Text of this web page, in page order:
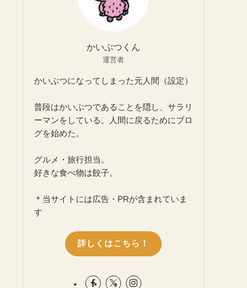
かいぶつくん
運営者
かいぶつになってしまった元人間（設定）
普段はかいぶつであることを隠し、サラリ
ーマンをしている。人間に戻るためにブロ
グを始めた。
グルメ・旅行担当。
好きな食べ物は餃子。
＊当サイトには広告・PRが含まれていま
す
詳しくはこちら！